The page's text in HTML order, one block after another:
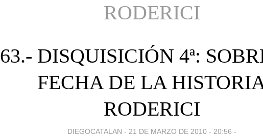
RODERICI
63.- DISQUISICIÓN 4ª:
FECHA DE LA
RODERICI
DIEGOCATALAN - 21 DE MARZO DE 2010 - 20:56 -